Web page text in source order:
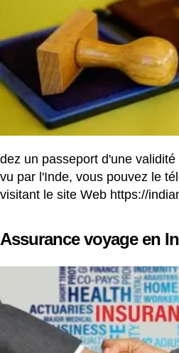
dez un passeport d'une
vu par l'Inde, vous pouvez le
visitant le site Web https://
Assurance voyage en